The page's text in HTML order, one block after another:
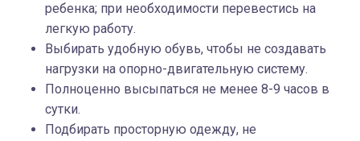
ребенка; при необходимости перевестись на
легкую работу.
Выбирать удобную обувь, чтобы не создавать
нагрузки на опорно-двигательную систему.
Полноценно высыпаться не менее 8-9 часов в
сутки.
Подбирать просторную одежду, не